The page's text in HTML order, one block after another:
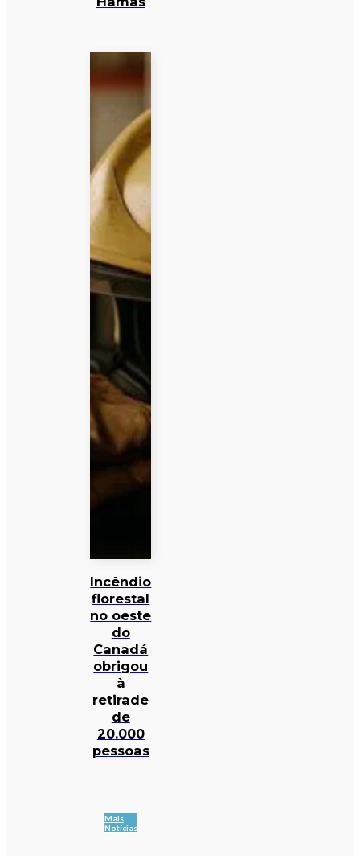
Incêndio
florestal
no oeste
do
Canadá
obrigou
à
retirade
de
20.000
pessoas
Mais
Notícias